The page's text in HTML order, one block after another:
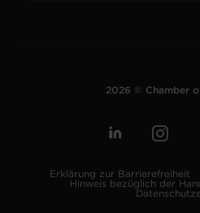
2026 © Chamber
Erklärung zur Barrierefreiheit
Hinweis bezüglich der